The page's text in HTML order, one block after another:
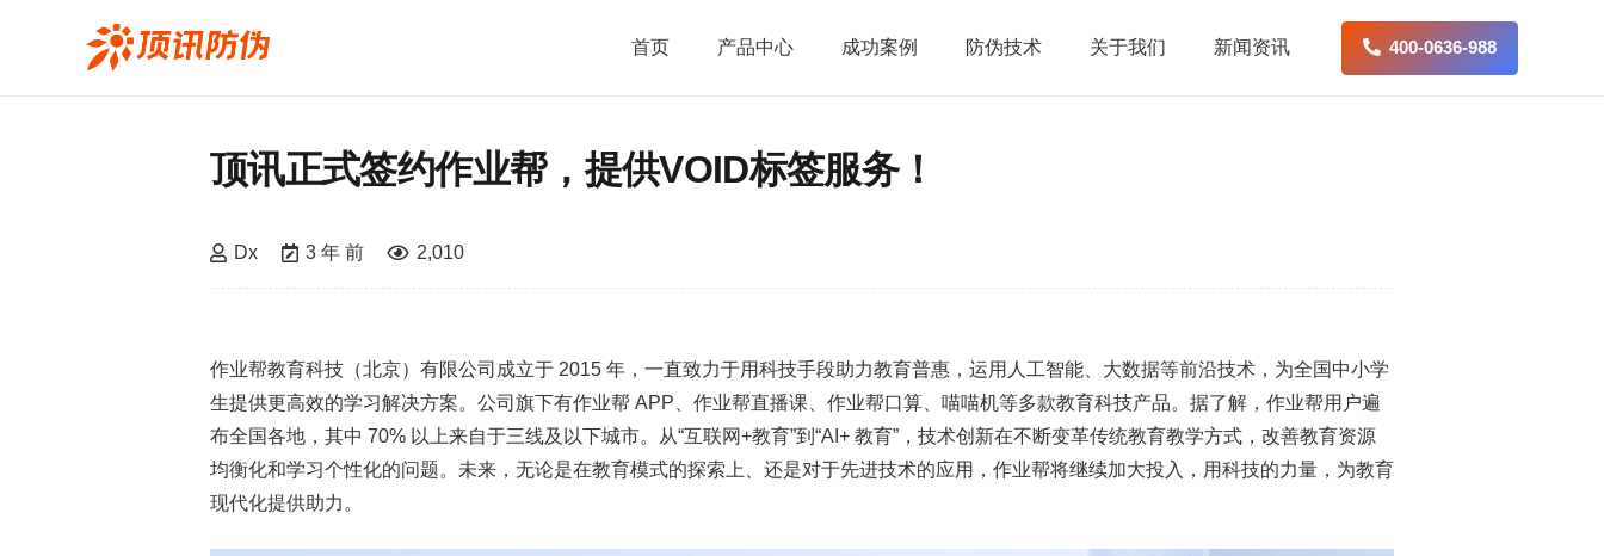
首页 产品中心 成功案例 防伪技术 关于我们 新闻资讯 400-0636-988
顶讯正式签约作业帮，提供VOID标签服务！
Dx 3 年 前 2,010
作业帮教育科技（北京）有限公司成立于 2015 年，一直致力于用科技手段助力教育普惠，运用人工智能、大数据等前沿技术，为全国中小学
生提供更高效的学习解决方案。公司旗下有作业帮 APP、作业帮直播课、作业帮口算、喵喵机等多款教育科技产品。据了解，作业帮用户遍
布全国各地，其中 70% 以上来自于三线及以下城市。从“互联网+教育”到“AI+ 教育”，技术创新在不断变革传统教育教学方式，改善教育资源
均衡化和学习个性化的问题。未来，无论是在教育模式的探索上、还是对于先进技术的应用，作业帮将继续加大投入，用科技的力量，为教育
现代化提供助力。